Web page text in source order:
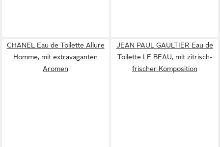
CHANEL Eau de Toilette Allure
Homme, mit extravaganten
Aromen
JEAN PAUL GAULTIER Eau de
Toilette LE BEAU, mit zitrisch-
frischer Komposition